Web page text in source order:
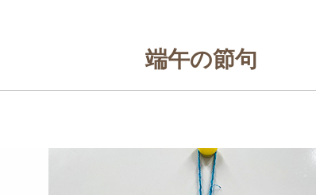
端午の節句